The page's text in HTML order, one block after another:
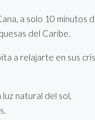
a solo 10 minutos
del Caribe.
a relajarte en sus
natural del sol,